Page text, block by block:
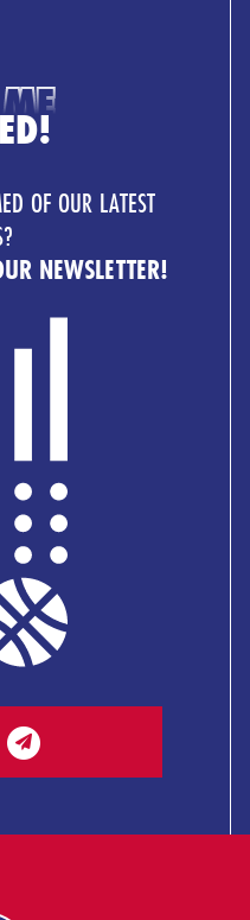
OF OUR LATEST
NEWSLETTER!